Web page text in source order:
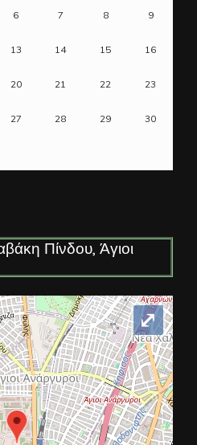
6 7 8 9
13 14 15 16
20 21 22 23
27 28 29 30
Πίνδου, Άγιοι
⤢